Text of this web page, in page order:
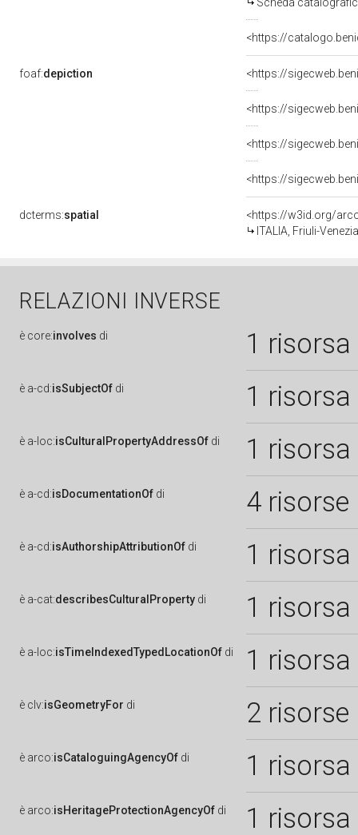
<https://
foaf:depiction <https://
<https://
<https://
<https://
dcterms:spatial
<https://w3id.org/
ITALIA, Friuli-
RELAZIONI INVERSE
è core:involves di 1 risorsa
è a-cd:isSubjectOf di 1 risorsa
è a-loc:isCulturalPropertyAddressOf di 1 risorsa
è a-cd:isDocumentationOf di 4 risorse
è a-cd:isAuthorshipAttributionOf di 1 risorsa
è a-cat:describesCulturalProperty di 1 risorsa
è a-loc:isTimeIndexedTypedLocationOf di 1 risorsa
è clv:isGeometryFor di 2 risorse
è arco:isCataloguingAgencyOf di 1 risorsa
è arco:isHeritageProtectionAgencyOf di 1 risorsa